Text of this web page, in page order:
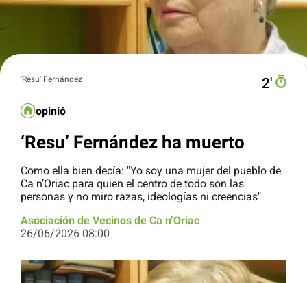
'Resu' Fernández 2′
opinió
‘Resu’ Fernández ha muerto
Como ella bien decía: "Yo soy una mujer del pueblo de
Ca n’Oriac para quien el centro de todo son las
personas y no miro razas, ideologías ni creencias"
Asociación de Vecinos de Ca n’Oriac
26/06/2026 08:00